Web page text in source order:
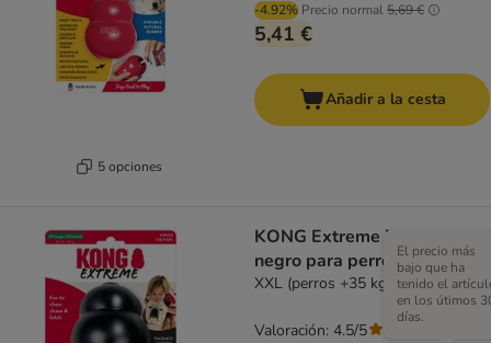
5 opciones
-4.92% Precio normal5,69 €
5,41 €
Añadir a la cesta
KONG Extreme juguete
negro para perros
XXL (perros +35 kg)
El precio más
bajo que ha
tenido el
en los útimos
días.
Valoración: 4.5/5